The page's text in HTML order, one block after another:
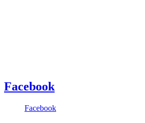
Facebook
Facebook